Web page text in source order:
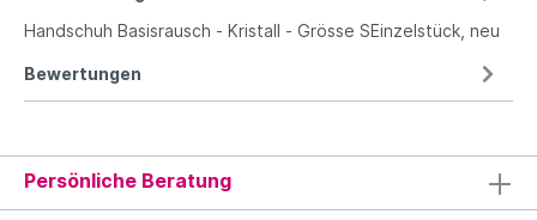
Handschuh Basisrausch - Kristall - Grösse SEinzelstück, neu
Bewertungen
Persönliche Beratung